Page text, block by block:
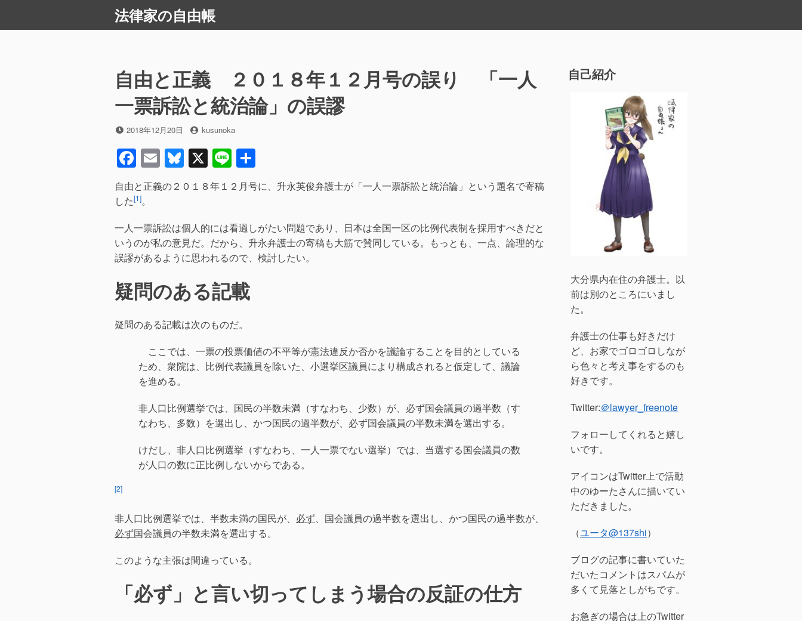
法律家の自由帳
自由と正義 ２０１８年１２月号の誤り 「一人
一票訴訟と統治論」の誤謬
投
日
2018年12月20日
投
者
kusunoka
F
a
c
e
b
o
o
k
E
m
ail
Bl
u
e
y
X Li
n
e
有
自由と正義の２０１８年１２月号に、升永英俊弁護士が「一人一票訴訟と統治論」という題名で寄稿
した[1]。
一人一票訴訟は個人的には看過しがたい問題であり、日本は全国一区の比例代表制を採用すべきだと
いうのが私の意見だ。だから、升永弁護士の寄稿も大筋で賛同している。もっとも、一点、論理的な
誤謬があるように思われるので、検討したい。
疑問のある記載
疑問のある記載は次のものだ。
ここでは、一票の投票価値の不平等が憲法違反か否かを議論することを目的としている
ため、衆院は、比例代表議員を除いた、小選挙区議員により構成されると仮定して、議論
を進める。
非人口比例選挙では、国民の半数未満（すなわち、少数）が、必ず国会議員の過半数（す
なわち、多数）を選出し、かつ国民の過半数が、必ず国会議員の半数未満を選出する。
けだし、非人口比例選挙（すなわち、一人一票でない選挙）では、当選する国会議員の数
が人口の数に正比例しないからである。
[2]
非人口比例選挙では、半数未満の国民が、 必ず、国会議員の過半数を選出し、かつ国民の過半数が、
必ず国会議員の半数未満を選出する。
このような主張は間違っている。
「必ず」と言い切ってしまう場合の反証の仕方
自己紹介
大分県内在住の弁護士。以
前は別のところにいまし
た。
弁護士の仕事も好きだけ
ど、お家でゴロゴロしなが
ら色々と考え事をするのも
好きです。
Twitter:＠lawyer_freenote
フォローしてくれると嬉し
いです。
アイコンはTwitter上で活動
中のゆーたさんに描いてい
ただきました。
（ユータ@137shi）
ブログの記事に書いていた
だいたコメントはスパムが
多くて見落としがちです。
お急ぎの場合は上のTwitter